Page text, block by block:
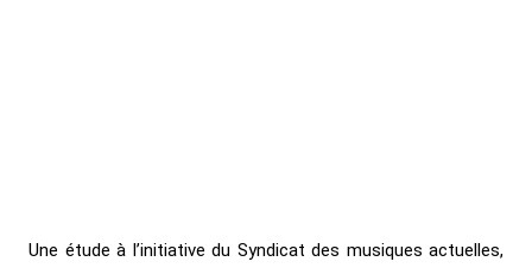
Une étude à l’initiative du Syndicat des musiques actuelles,